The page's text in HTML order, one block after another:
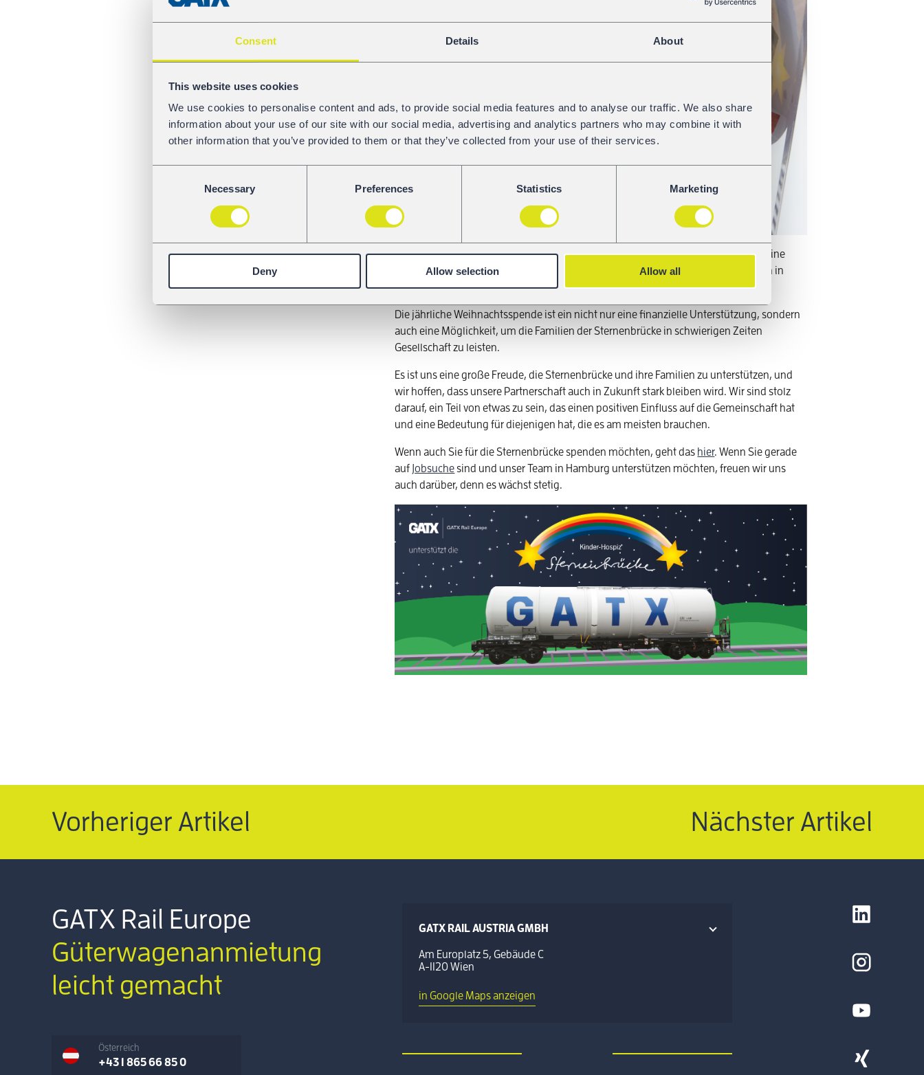
Consent Details About
This website uses cookies
We use cookies to personalise content and ads, to provide social media features and to analyse our traffic. We also share
information about your use of our site with our social media, advertising and analytics partners who may combine it with
other information that you’ve provided to them or that they’ve collected from your use of their services.
Necessary Preferences Statistics Marketing
Deny Allow selection Allow all
Bei dieser Aktion haben wir nicht nur ein Kinderhospiz unterstützt, sondern auch eine
wunderbare Gruppe von Menschen kennengelernt, die ihr Bestes tun, um Familien in
schwierigen Zeiten zu helfen.
Die jährliche Weihnachtsspende ist ein nicht nur eine finanzielle Unterstützung, sondern
auch eine Möglichkeit, um die Familien der Sternenbrücke in schwierigen Zeiten
Gesellschaft zu leisten.
Es ist uns eine große Freude, die Sternenbrücke und ihre Familien zu unterstützen, und
wir hoffen, dass unsere Partnerschaft auch in Zukunft stark bleiben wird. Wir sind stolz
darauf, ein Teil von etwas zu sein, das einen positiven Einfluss auf die Gemeinschaft hat
und eine Bedeutung für diejenigen hat, die es am meisten brauchen.
Wenn auch Sie für die Sternenbrücke spenden möchten, geht das hier. Wenn Sie gerade
auf Jobsuche sind und unser Team in Hamburg unterstützen möchten, freuen wir uns
auch darüber, denn es wächst stetig.
Vorheriger Artikel Nächster Artikel
GATX Rail Europe
Güterwagenanmietung
leicht gemacht
Österreich
+43 1 865 66 85 0
GATX RAIL AUSTRIA GMBH
Am Europlatz 5, Gebäude C
A-1120 Wien
in Google Maps anzeigen